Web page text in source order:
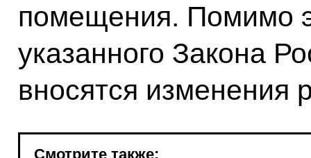
помещения. Помимо
указанного Закона
вносятся изменения
Смотрите также: